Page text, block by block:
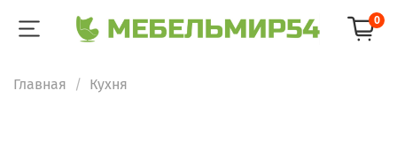
0
Главная Кухня